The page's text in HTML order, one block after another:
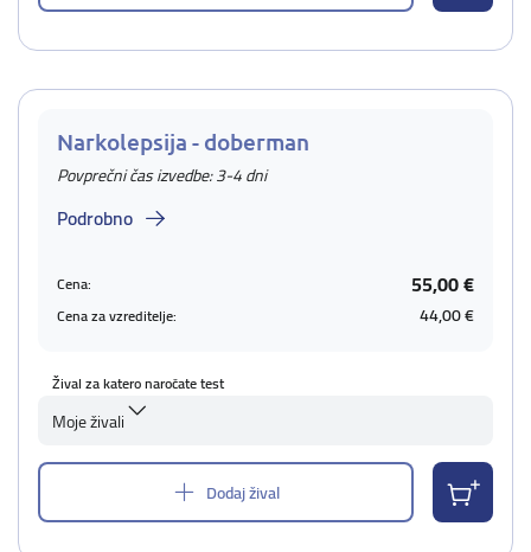
Narkolepsija - doberman
Povprečni čas izvedbe: 3-4 dni
Podrobno
Cena: 55,00 €
Cena za vzreditelje: 44,00 €
Žival za katero naročate test
Moje živali
Dodaj žival